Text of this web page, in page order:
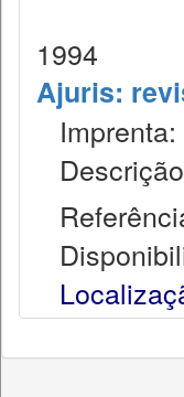
1994
Ajuris: